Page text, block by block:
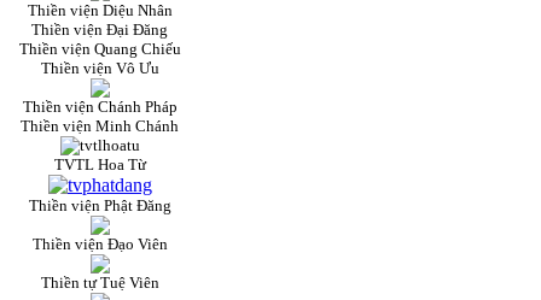
Thiền viện Diệu Nhân
Thiền viện Đại Đăng
Thiền viện Quang Chiếu
Thiền viện Vô Ưu
Thiền viện Chánh Pháp
Thiền viện Minh Chánh
TVTL Hoa Từ
Thiền viện Phật Đăng
Thiền viện Đạo Viên
Thiền tự Tuệ Viên